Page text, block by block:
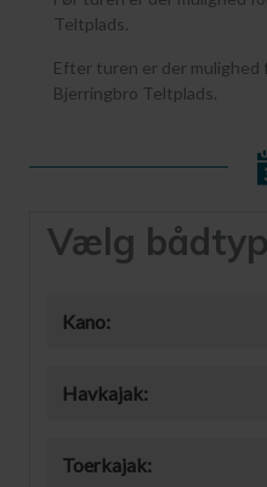
Teltplads.
Efter turen er der mulighed
Bjerringbro Teltplads.
Vælg
Kano:
Havkajak:
Toerkajak: